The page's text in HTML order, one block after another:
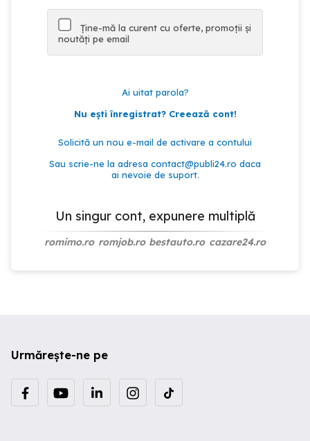
Ține-mă la curent cu oferte, promoții și
noutăți pe email
Ai uitat parola?
Nu ești înregistrat? Creează cont!
Solicită un nou e-mail de activare a contului
Sau scrie-ne la adresa contact@publi24.ro daca
ai nevoie de suport.
Un singur cont, expunere multiplă
romimo.ro romjob.ro bestauto.ro cazare24.ro
Urmărește-ne pe